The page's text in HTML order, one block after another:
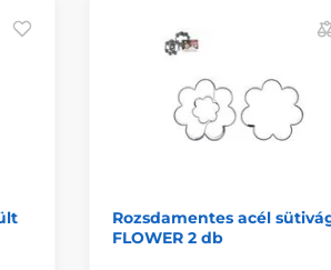
Rozsdamentes acél
FLOWER 2 db